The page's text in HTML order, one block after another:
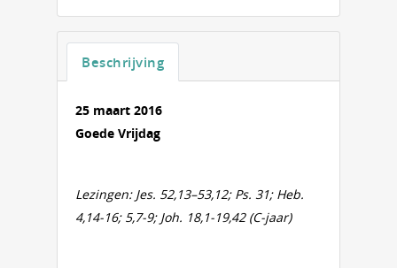
Beschrijving
25 maart 2016
Goede Vrijdag
Lezingen: Jes. 52,13–53,12; Ps. 31; Heb.
4,14-16; 5,7-9; Joh. 18,1-19,42 (C-jaar)